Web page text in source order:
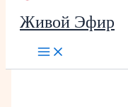
Живой Эфир